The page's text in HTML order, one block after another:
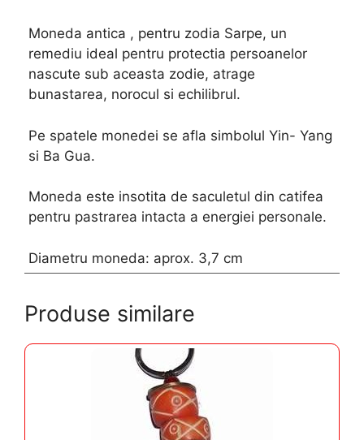
Moneda antica , pentru zodia Sarpe, un
remediu ideal pentru protectia persoanelor
nascute sub aceasta zodie, atrage
bunastarea, norocul si echilibrul.
Pe spatele monedei se afla simbolul Yin- Yang
si Ba Gua.
Moneda este insotita de saculetul din catifea
pentru pastrarea intacta a energiei personale.
Diametru moneda: aprox. 3,7 cm
Produse similare